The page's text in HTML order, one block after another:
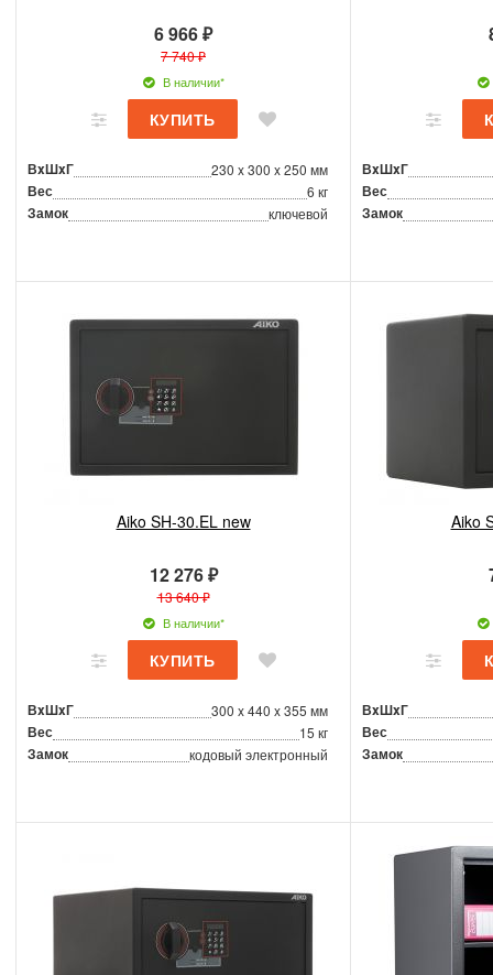
6 966 ₽
7 740 ₽
В наличии*
ВxШxГ 230 x 300 x 250 мм
Вес 6 кг
Замок ключевой
ВxШxГ
Вес
Замок
Aiko SH-30.EL new
12 276 ₽
13 640 ₽
В наличии*
ВxШxГ 300 x 440 x 355 мм
Вес 15 кг
Замок кодовый электронный
Aiko
ВxШxГ
Вес
Замок